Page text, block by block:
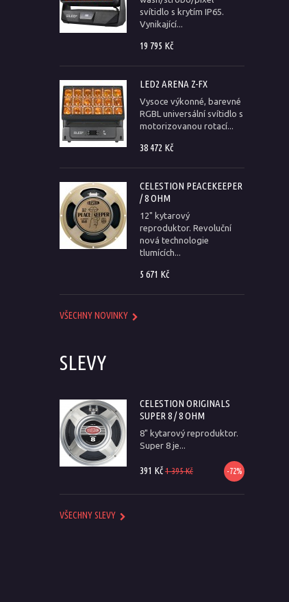
svítidlo s krytím IP65.
Vynikající...
19 795 Kč
LED2 ARENA Z-FX
Vysoce výkonné, barevné
RGBL universální svítidlo s
motorizovanou rotací...
38 472 Kč
CELESTION PEACEKEEPER
/ 8 OHM
12" kytarový
reproduktor. Revoluční
nová technologie
tlumících...
5 671 Kč
VŠECHNY NOVINKY
SLEVY
CELESTION ORIGINALS
SUPER 8 / 8 OHM
8" kytarový reproduktor.
Super 8 je...
391 Kč -72%
1 395 Kč
VŠECHNY SLEVY